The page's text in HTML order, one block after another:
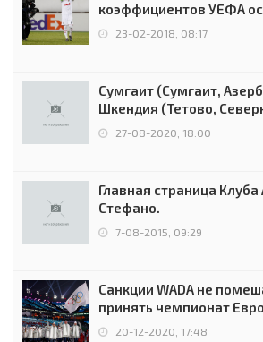
коэффициентов УЕФА
Россией
23-02-2018, 08:17
Сумгаит (Сумгаит,
Шкендия (Тетово,
0:2 (0:0)
27-08-2020, 18:00
Главная страница
Стефано.
7-08-2015, 09:29
Санкции WADA не
принять чемпионат
чемпионов.
20-12-2020, 17:48